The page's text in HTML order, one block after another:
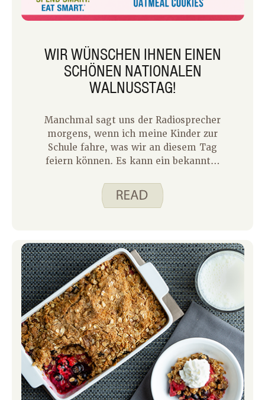
WIR WÜNSCHEN IHNEN EINEN
SCHÖNEN NATIONALEN
WALNUSSTAG!
Manchmal sagt uns der Radiosprecher
morgens, wenn ich meine Kinder zur
Schule fahre, was wir an diesem Tag
feiern können. Es kann ein bekannter
Zum Beispiel ist heute, am 13. Mai, der
Internationale Hummus-Tag, der
nennen es „den Tag des Tages“ und
sind ziemlich aufgeregt darüber.